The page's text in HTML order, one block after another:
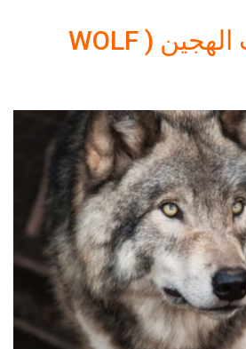
3- كلب الذئب الهجين ( WOLF